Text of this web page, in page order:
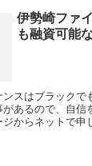
伊勢崎ファ
も融資可能
スはブラックで
あるので、自信
からネットで申